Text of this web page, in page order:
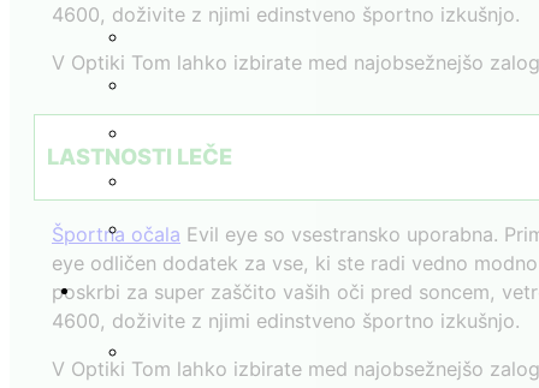
4600, doživite z njimi edinstveno športno izkušnjo.
V Optiki Tom lahko izbirate med najobsežnejšo
LASTNOSTI LEČE
Športna očala Evil eye so vsestransko uporabna.
eye odličen dodatek za vse, ki ste radi vedno
poskrbi za super zaščito vaših oči pred soncem,
4600, doživite z njimi edinstveno športno izkušnjo.
V Optiki Tom lahko izbirate med najobsežnejšo